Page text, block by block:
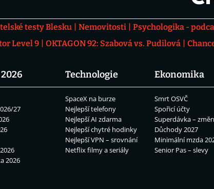
testy Blesku Nemovitosti
Psychologika -
Level 9 OKTAGON 92: Szabová vs. Pudilová
27
2026
Technologie
SpaceX na burze
Nejlepší telefony
Nejlepší AI zdarma
Nejlepší chytré hodinky
Nejlepší VPN – srovnání
Netflix filmy a seriály
Ekonomika
Smrt OSVČ
Spořicí účty
Superdávka –
Důchody 2027
Minimální mzda
Senior Pas – slevy